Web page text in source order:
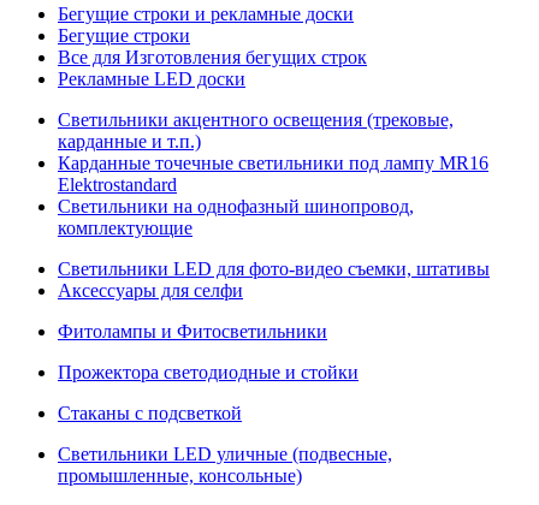
Бегущие строки и рекламные доски
Бегущие строки
Все для Изготовления бегущих строк
Рекламные LED доски
Светильники акцентного освещения (трековые,
карданные и т.п.)
Карданные точечные светильники под лампу MR16
Elektrostandard
Светильники на однофазный шинопровод,
комплектующие
Светильники LED для фото-видео съемки, штативы
Аксессуары для селфи
Фитолампы и Фитосветильники
Прожектора светодиодные и стойки
Стаканы с подсветкой
Светильники LED уличные (подвесные,
промышленные, консольные)